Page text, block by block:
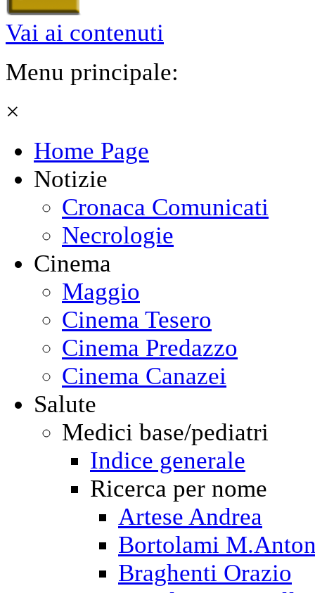
Vai ai contenuti
Menu principale:
×
Home Page
Notizie
Cronaca Comunicati
Necrologie
Cinema
Maggio
Cinema Tesero
Cinema Predazzo
Cinema Canazei
Salute
Medici base/pediatri
Indice generale
Ricerca per nome
Artese Andrea
Bortolami
Braghenti Orazio